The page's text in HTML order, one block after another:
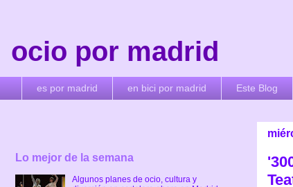
ocio por madrid
es por madrid en bici por madrid Este Blog
Lo mejor de la semana
Algunos planes de ocio, cultura y